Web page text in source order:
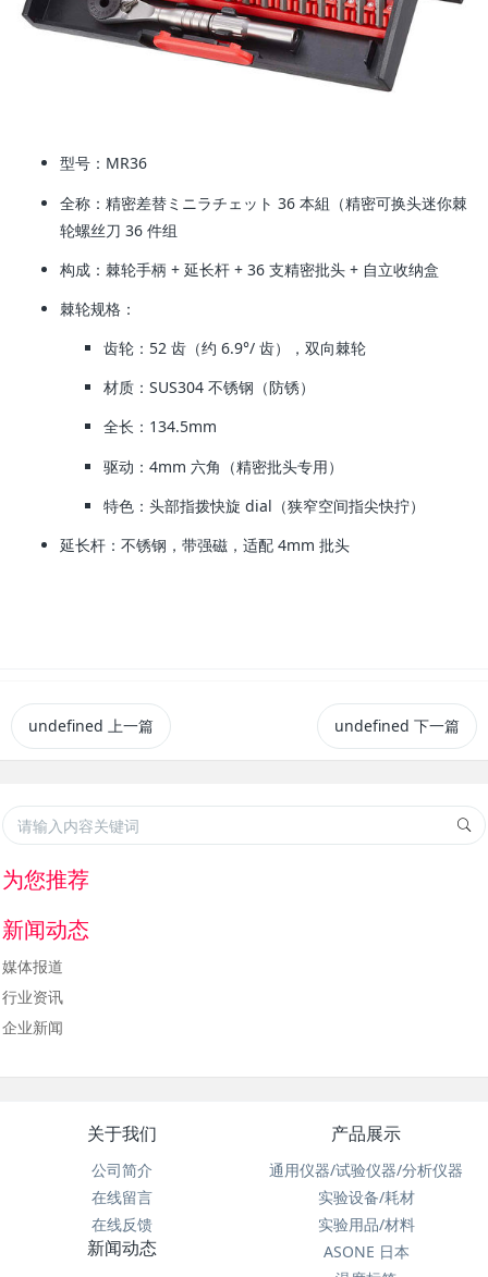
型号 ：MR36
全称 ：精密差替ミニラチェット 36 本組（精密可换头迷你棘
轮螺丝刀 36 件组
构成 ：棘轮手柄 + 延长杆 + 36 支精密批头 + 自立收纳盒
棘轮规格 ：
齿轮： 52 齿（约 6.9°/ 齿）
，双向棘轮
材质： SUS304 不锈钢 （防锈）
全长： 134.5mm
驱动： 4mm 六角 （精密批头专用）
特色： 头部指拨快旋 dial （狭窄空间指尖快拧）
延长杆 ：不锈钢，带强磁，适配 4mm 批头
undefined 上一篇 undefined 下一篇
为您推荐
新闻动态
媒体报道
行业资讯
企业新闻
关于我们
公司简介
在线留言
在线反馈
产品展示
通用仪器/试验仪器/分析仪器
实验设备/耗材
实验用品/材料
ASONE 日本
新闻动态